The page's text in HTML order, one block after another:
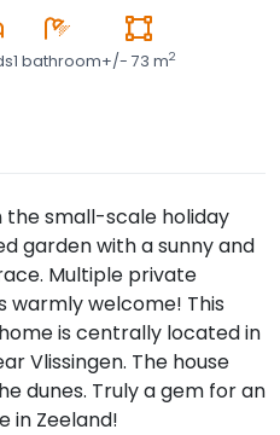
1 bathroom+/- 73 m2
the small-scale holiday
garden with a sunny and
Multiple private
warmly welcome! This
is centrally located in
Vlissingen. The house
dunes. Truly a gem for an
in Zeeland!